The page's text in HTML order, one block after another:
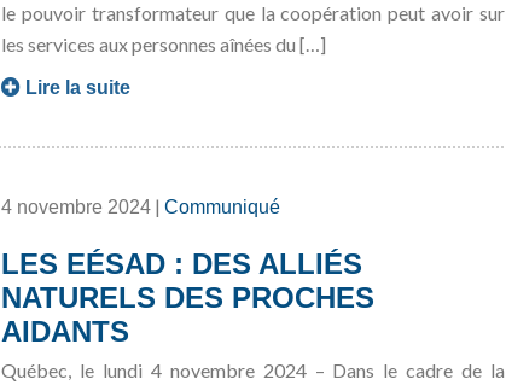
le pouvoir transformateur que la coopération peut avoir sur
les services aux personnes aînées du […]
Lire la suite
4 novembre 2024 | Communiqué
LES EÉSAD : DES ALLIÉS
NATURELS DES PROCHES
AIDANTS
Québec, le lundi 4 novembre 2024 – Dans le cadre de la